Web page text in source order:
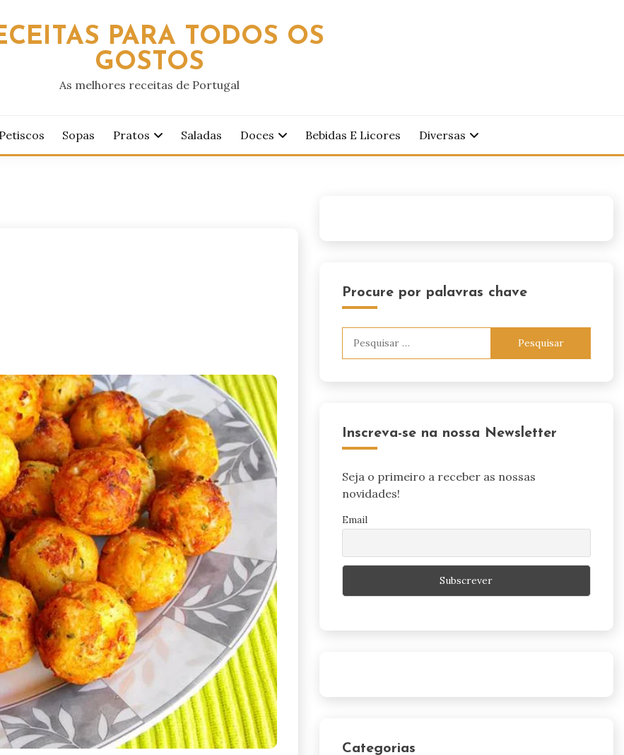
PARA TODOS OS
GOSTOS
As melhores receitas de Portugal
Sopas Pratos Saladas Doces Bebidas E Licores Diversas
Procure por palavras chave
Inscreva-se na nossa Newsletter
Seja o primeiro a receber as nossas
novidades!
Email
Categorias